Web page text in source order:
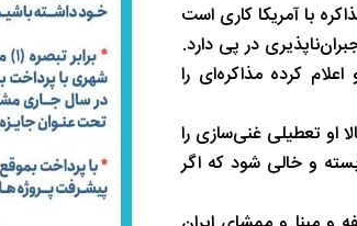
کنونی، مذاکره با آمریکا کاری است
در پی دارد.
کرده مذاکره‌ای را
او تعطیلی غنی‌سازی را
و خالی شود که اگر